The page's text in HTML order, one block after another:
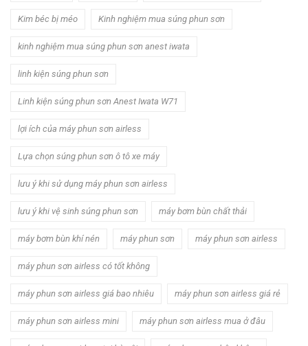
Kim béc bị méo Kinh nghiệm mua súng phun sơn
kinh nghiệm mua súng phun sơn anest iwata
linh kiện súng phun sơn
Linh kiện súng phun sơn Anest Iwata W71
lợi ích của máy phun sơn airless
Lựa chọn súng phun sơn ô tô xe máy
lưu ý khi sử dụng máy phun sơn airless
lưu ý khi vệ sinh súng phun sơn máy bơm bùn chất thải
máy bơm bùn khí nén máy phun sơn máy phun sơn airless
máy phun sơn airless có tốt không
máy phun sơn airless giá bao nhiêu máy phun sơn airless giá rẻ
máy phun sơn airless mini máy phun sơn airless mua ở đâu